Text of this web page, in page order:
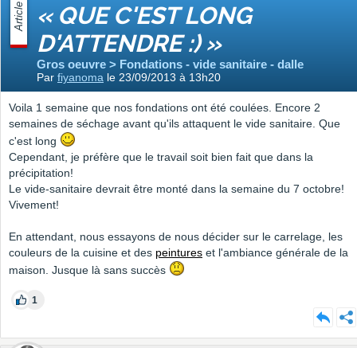
Article « QUE C'EST LONG
D'ATTENDRE :) »
Gros oeuvre > Fondations - vide sanitaire - dalle
Par fiyanoma le 23/09/2013 à 13h20
Voila 1 semaine que nos fondations ont été coulées. Encore 2
semaines de séchage avant qu'ils attaquent le vide sanitaire. Que
c'est long
Cependant, je préfère que le travail soit bien fait que dans la
précipitation!
Le vide-sanitaire devrait être monté dans la semaine du 7 octobre!
Vivement!
En attendant, nous essayons de nous décider sur le carrelage, les
couleurs de la cuisine et des peintures et l'ambiance générale de la
maison. Jusque là sans succès
1